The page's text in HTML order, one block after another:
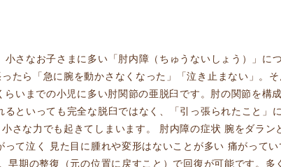
さなお子さまに多い「肘内障（ちゅうないしょう）」に
たら「急に腕を動かさなくなった」「泣き止まない」。
いまでの小児に多い肘関節の亜脱臼です。肘の関節を構
といっても完全な脱臼ではなく、「引っ張られたこと」
さな力でも起きてしまいます。 肘内障の症状 腕をダラ
て泣く 見た目に腫れや変形はないことが多い 痛がって
早期の整復（元の位置に戻すこと）で回復が可能です。